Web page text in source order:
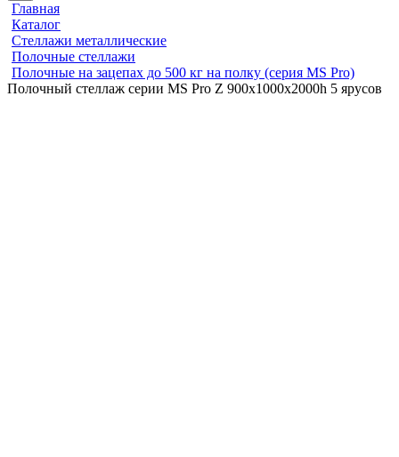
Главная
Каталог
Стеллажи металлические
Полочные стеллажи
Полочные на зацепах до 500 кг на полку (серия MS Pro)
Полочный стеллаж серии MS Pro Z 900x1000х2000h 5 ярусов